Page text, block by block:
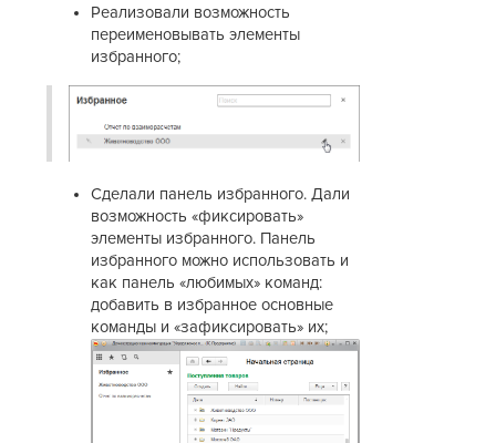
Реализовали возможность
переименовывать элементы
избранного;
Сделали панель избранного. Дали
возможность «фиксировать»
элементы избранного. Панель
избранного можно использовать и
как панель «любимых» команд:
добавить в избранное основные
команды и «зафиксировать» их;